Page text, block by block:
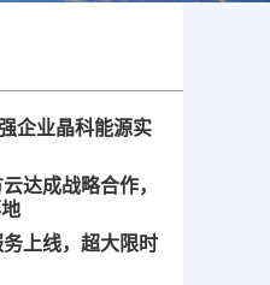
企业晶科能源实
达成战略合作，
上线，超大限时